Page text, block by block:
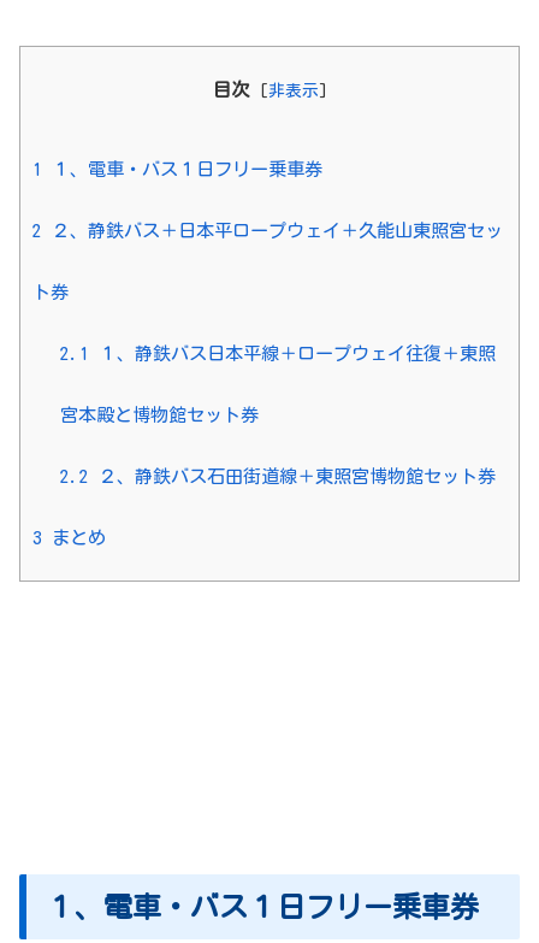
目次 [ 非表示 ]
1 １、電車・バス１日フリー乗車券
2 ２、静鉄バス＋日本平ロープウェイ＋久能山東照宮セッ
ト券
2.1 １、静鉄バス日本平線＋ロープウェイ往復＋東照
宮本殿と博物館セット券
2.2 ２、静鉄バス石田街道線＋東照宮博物館セット券
3 まとめ
１、電車・バス１日フリー乗車券